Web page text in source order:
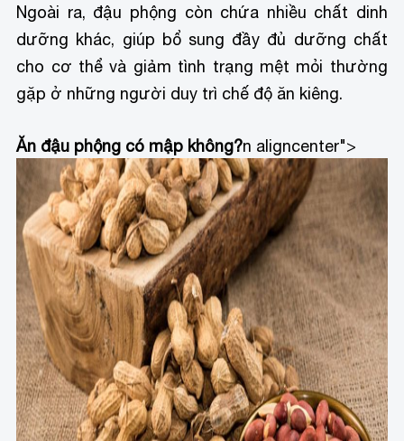
Ngoài ra, đậu phộng còn chứa nhiều chất dinh
dưỡng khác, giúp bổ sung đầy đủ dưỡng chất
cho cơ thể và giảm tình trạng mệt mỏi thường
gặp ở những người duy trì chế độ ăn kiêng.
Ăn đậu phộng có mập không?n aligncenter">